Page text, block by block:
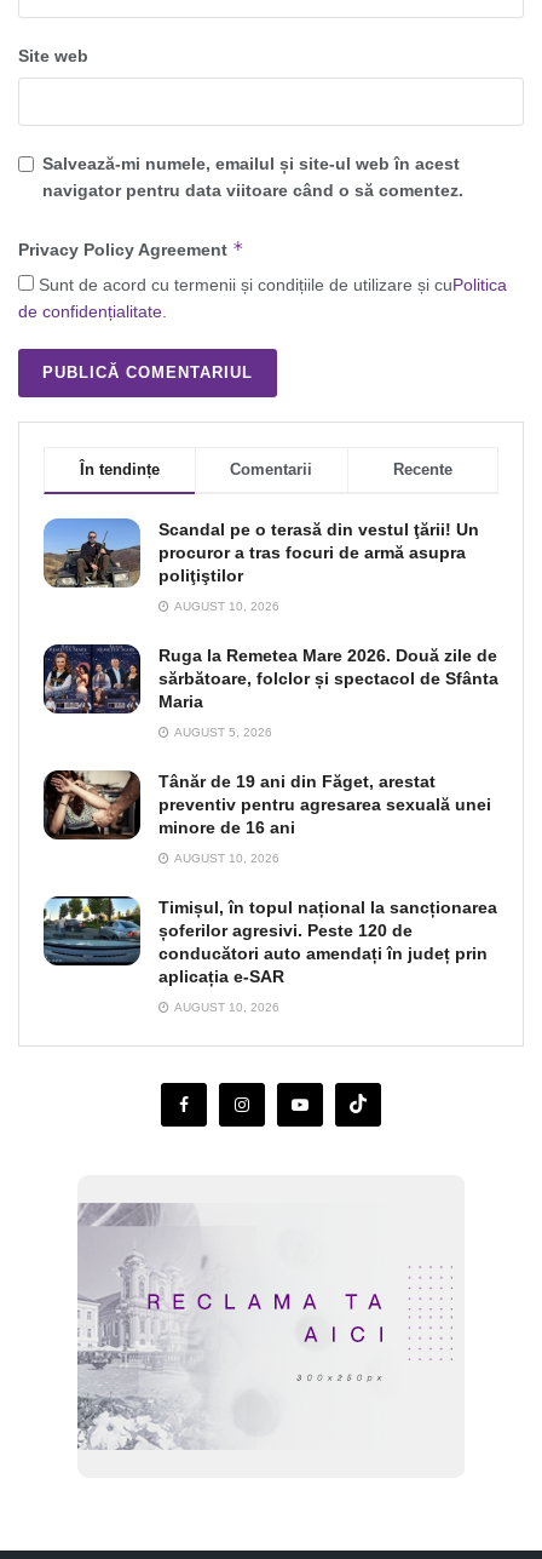
Site web
Salvează-mi numele, emailul și site-ul web în acest
navigator pentru data viitoare când o să comentez.
Privacy Policy Agreement *
Sunt de acord cu termenii și condițiile de utilizare și cuPolitica
de confidențialitate
În tendințe Comentarii Recente
Scandal pe o terasă din vestul ţării! Un
procuror a tras focuri de armă asupra
poliţiştilor
AUGUST 10, 2026
Ruga la Remetea Mare 2026. Două zile de
sărbătoare, folclor și spectacol de Sfânta
Maria
AUGUST 5, 2026
Tânăr de 19 ani din Făget, arestat
preventiv pentru agresarea sexuală unei
minore de 16 ani
AUGUST 10, 2026
Timișul, în topul național la sancționarea
șoferilor agresivi. Peste 120 de
conducători auto amendați în județ prin
aplicația e-SAR
AUGUST 10, 2026